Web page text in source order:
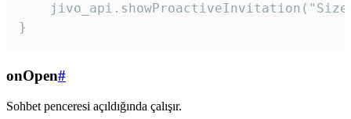
}
onOpen#
Sohbet penceresi açıldığında çalışır.